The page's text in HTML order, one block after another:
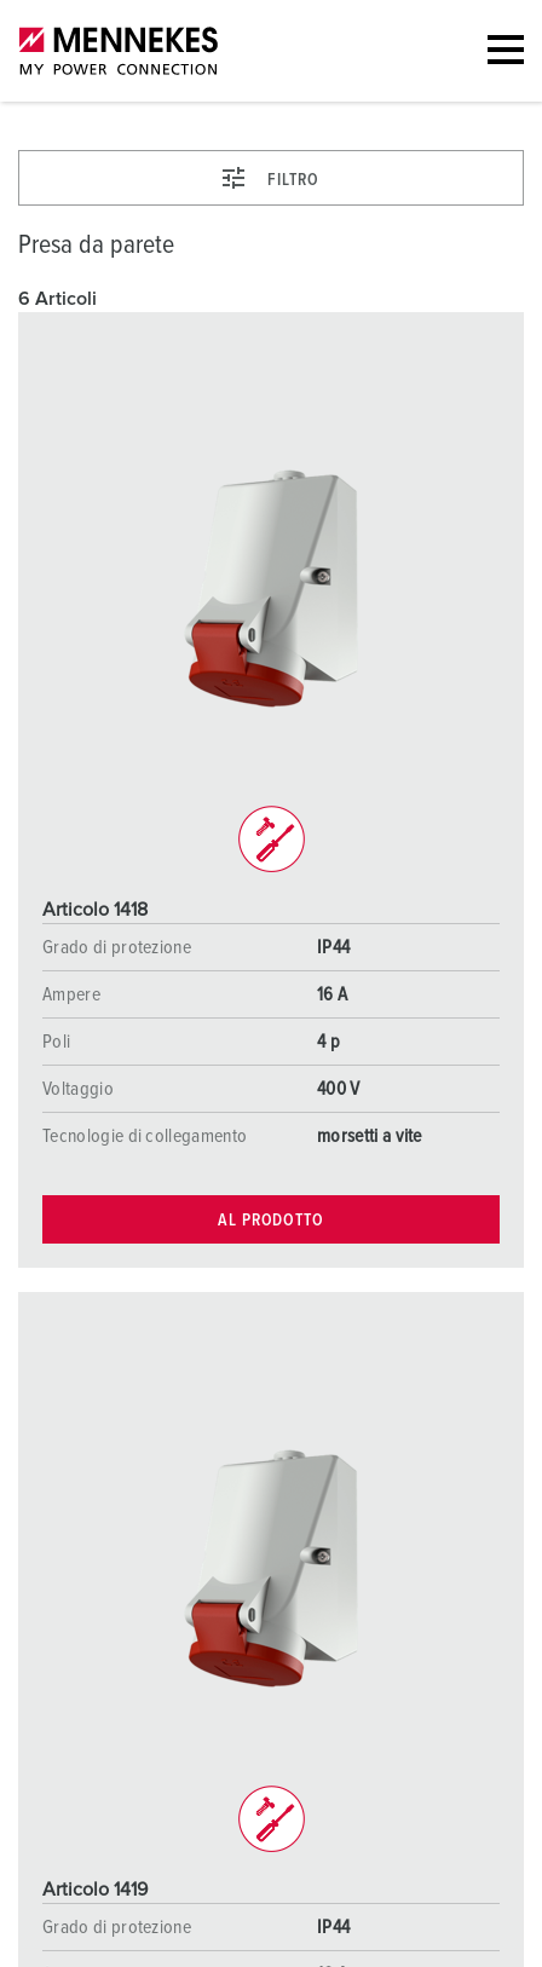
FILTRO
Presa da parete
6 Articoli
Articolo 1418
Grado di protezione
IP44
Ampere 16 A
Poli 4 p
Voltaggio 400 V
Tecnologie di collegamento morsetti a vite
AL PRODOTTO
Articolo 1419
Grado di protezione
IP44